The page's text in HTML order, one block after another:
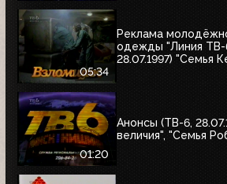
05:34
Реклама
одежды "Линия ТВ-
28.07.1997) "Семья
01:20
Анонсы (ТВ-6,
величия", "Семья